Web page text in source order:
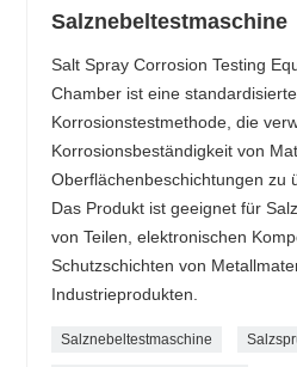
Salznebeltestmaschine
Salt Spray Corrosion Testing
Chamber ist eine
Korrosionstestmethode, die
Korrosionsbeständigkeit von
Oberflächenbeschichtungen zu
Das Produkt ist geeignet für
von Teilen, elektronischen
Schutzschichten von
Industrieprodukten.
Salznebeltestmaschine